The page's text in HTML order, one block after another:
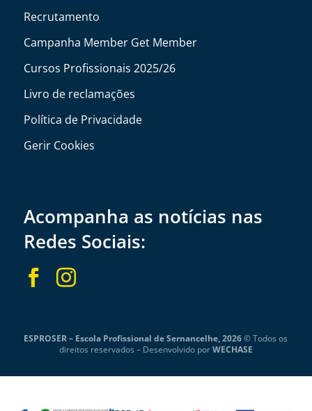
Recrutamento
Campanha Member Get Member
Cursos Profissionais 2025/26
Livro de reclamações
Política de Privacidade
Gerir Cookies
Acompanha as notícias nas
Redes Sociais:
 
ESPROSER – Escola Profissional de Sernancelhe, 2026© Todos os
direitos reservados – Desenvolvido porWECHASE